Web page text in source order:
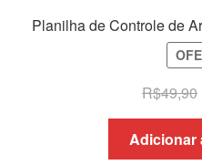
Planilha de Controle de
R$49,90
Adicionar